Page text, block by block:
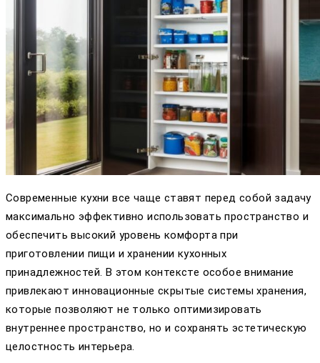
Современные кухни все чаще ставят перед собой задачу
максимально эффективно использовать пространство и
обеспечить высокий уровень комфорта при
приготовлении пищи и хранении кухонных
принадлежностей. В этом контексте особое внимание
привлекают инновационные скрытые системы хранения,
которые позволяют не только оптимизировать
внутреннее пространство, но и сохранять эстетическую
целостность интерьера.